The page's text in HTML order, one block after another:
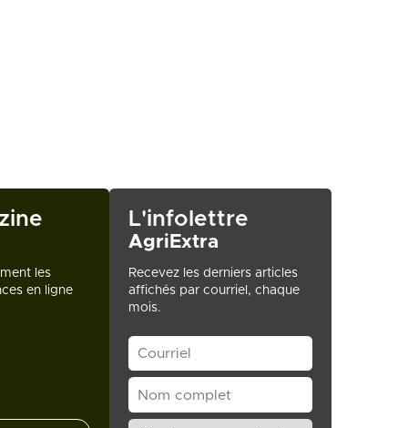
les
en ligne
L'infolettre
AgriExtra
Recevez les derniers articles
affichés par courriel, chaque
mois.